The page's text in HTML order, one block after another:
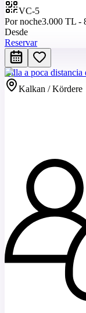
VC-5
Por noche3.000 TL -
Desde
Reservar
Villa a poca
Kalkan / Kördere